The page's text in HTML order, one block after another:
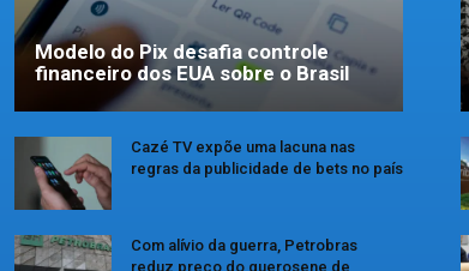
Modelo do Pix desafia controle
financeiro dos EUA sobre o Brasil
Cazé TV expõe uma lacuna nas
regras da publicidade de bets no país
Com alívio da guerra, Petrobras
reduz preço do querosene de